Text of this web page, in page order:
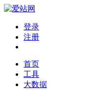
登录
注册
首页
工具
大数据